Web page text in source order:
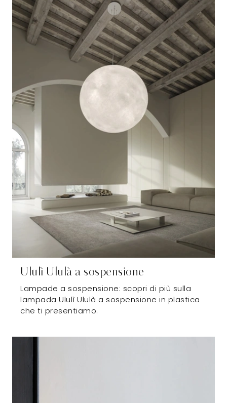
Ululì Ululà a sospensione
Lampade a sospensione: scopri di più sulla
lampada Ululì Ululà a sospensione in plastica
che ti presentiamo.